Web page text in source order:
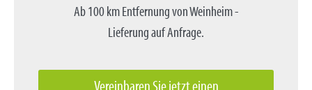
Ab 100 km Entfernung von Weinheim -
Lieferung auf Anfrage.
Vereinbaren Sie jetzt einen